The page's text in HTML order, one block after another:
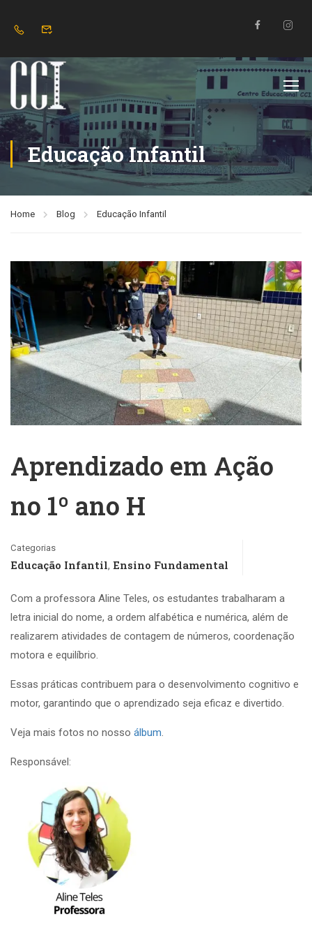
Educação Infantil
Home Blog Educação Infantil
Aprendizado em Ação
no 1º ano H
Categorias
Educação Infantil, Ensino Fundamental
Com a professora Aline Teles, os estudantes trabalharam a
letra inicial do nome, a ordem alfabética e numérica, além de
realizarem atividades de contagem de números, coordenação
motora e equilíbrio.
Essas práticas contribuem para o desenvolvimento cognitivo e
motor, garantindo que o aprendizado seja eficaz e divertido.
Veja mais fotos no nosso álbum.
Responsável: